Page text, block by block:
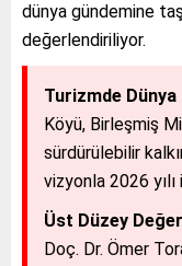
dünya gündemine
değerlendiriliyor.
Turizmde Dünya
Köyü, Birleşmiş
sürdürülebilir
vizyonla 2026
Üst Düzey
Doç. Dr. Ömer